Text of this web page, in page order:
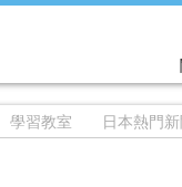
學習教室 日本熱門